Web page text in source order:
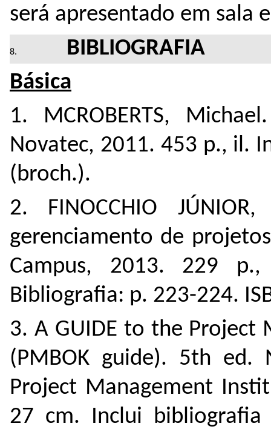
será apresentado em sala
BIBLIOGRAFIA
Básica
1. MCROBERTS,
Novatec, 2011. 453 p., il.
(broch.).
2. FINOCCHIO
gerenciamento de
Campus, 2013. 229
Bibliografia: p. 223-224.
3. A GUIDE to the Project
(PMBOK guide). 5th ed.
Project Management
27 cm. Inclui bibliografia